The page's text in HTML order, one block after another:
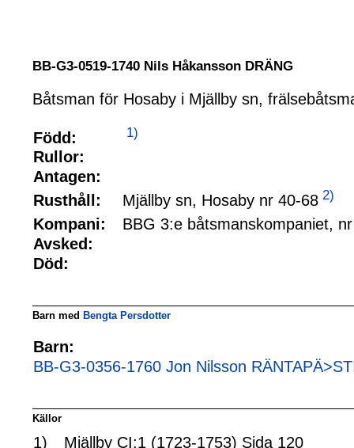
BB-G3-0519-1740 Nils Håkansson DRÄNG
Båtsman för Hosaby i Mjällby sn,
Född: 1)
Rullor:
Antagen:
Rusthåll:
Mjällby sn, Hosaby nr 40-68 2)
Kompani:
BBG 3:e båtsmanskompaniet,
Avsked:
Död:
Barn med Bengta Persdotter
Barn:
BB-G3-0356-1760 Jon Nilsson
Källor
1) Mjällby CI:1 (1723-1753) Sida 120